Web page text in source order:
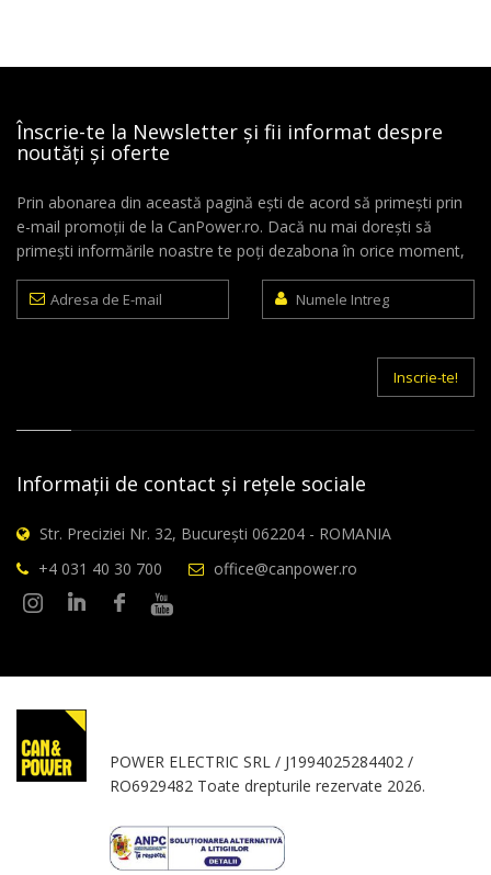
Înscrie-te la Newsletter și fii informat despre
noutăți și oferte
Prin abonarea din această pagină ești de acord să primești prin
e-mail promoții de la CanPower.ro. Dacă nu mai dorești să
primești informările noastre te poți dezabona în orice moment,
Adresa
de
Numele
Intreg
Inscrie-te!
Informații de contact și rețele sociale
Str. Preciziei Nr. 32, București 062204 - ROMANIA
+4 031 40 30 700
office@canpower.ro
POWER ELECTRIC SRL / J1994025284402 /
RO6929482 Toate drepturile rezervate 2026.